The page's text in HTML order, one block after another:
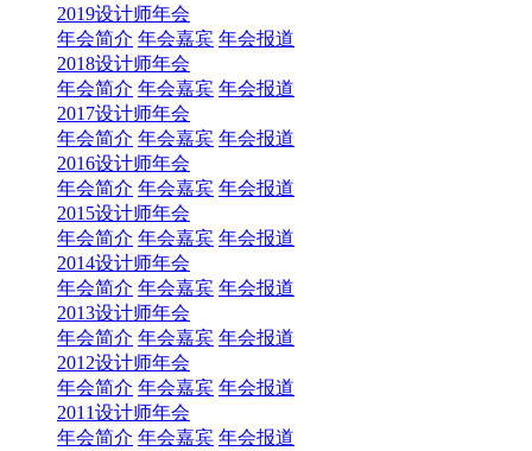
2019设计师年会
年会简介 年会嘉宾 年会报道
2018设计师年会
年会简介 年会嘉宾 年会报道
2017设计师年会
年会简介 年会嘉宾 年会报道
2016设计师年会
年会简介 年会嘉宾 年会报道
2015设计师年会
年会简介 年会嘉宾 年会报道
2014设计师年会
年会简介 年会嘉宾 年会报道
2013设计师年会
年会简介 年会嘉宾 年会报道
2012设计师年会
年会简介 年会嘉宾 年会报道
2011设计师年会
年会简介 年会嘉宾 年会报道